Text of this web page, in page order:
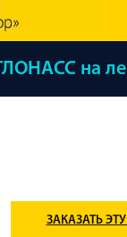
на
ЗАКАЗАТЬ